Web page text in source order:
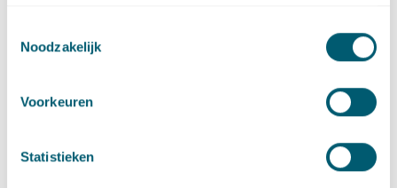
Noodzakelijk
Voorkeuren
Statistieken
sfeerdrukkend) mortuarium is dat echter niet aan de orde.
Planschade, planologische vergelijking, inkomensderving,